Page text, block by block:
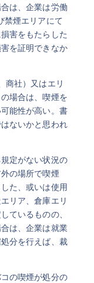
は、企業は労働
禁煙エリアにて
害をもたらした
を証明できなか
商社）又はエリ
場合は、喫煙を
能性が高い。書
ないかと思われ
定がない状況の
の場所で喫煙
た、或いは使用
リア、倉庫エリ
ているものの、
は、企業は就業
分を行えば、裁
の喫煙が処分の